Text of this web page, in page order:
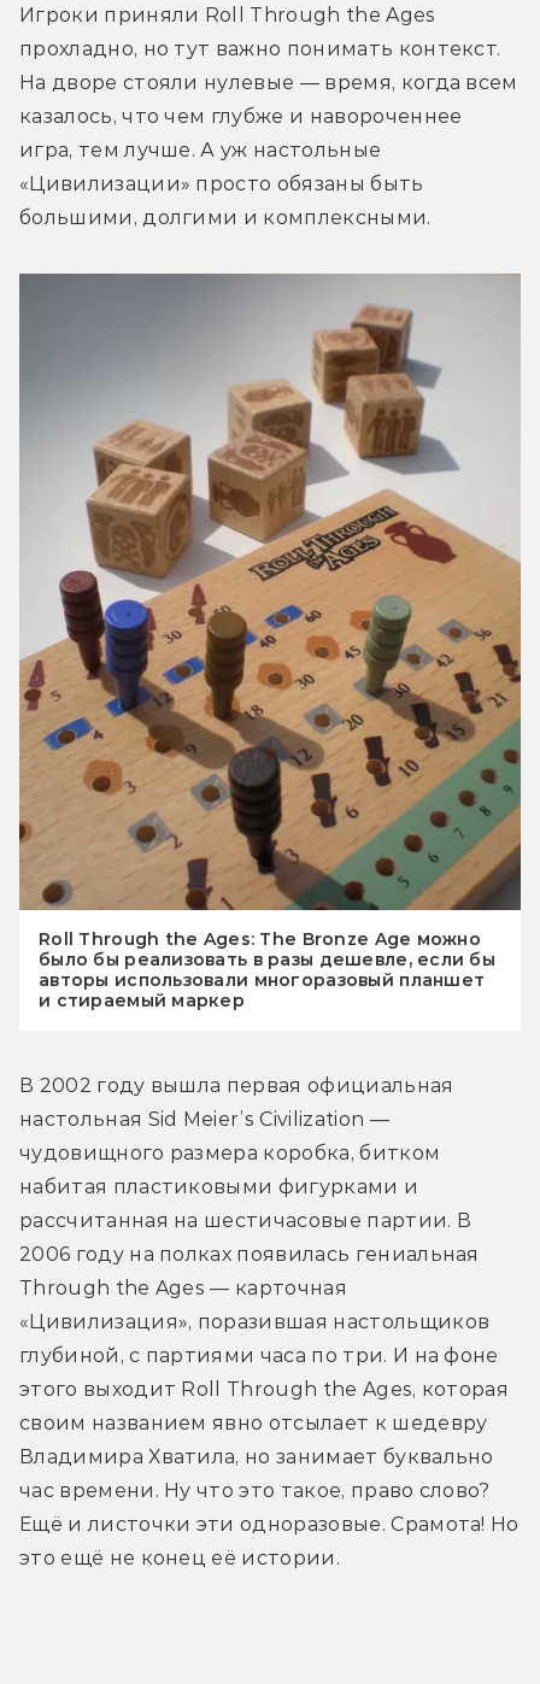
Игроки приняли Roll Through the Ages
прохладно, но тут важно понимать контекст.
На дворе стояли нулевые — время, когда всем
казалось, что чем глубже и навороченнее
игра, тем лучше. А уж настольные
«Цивилизации» просто обязаны быть
большими, долгими и комплексными.
Roll Through the Ages: The Bronze Age можно
было бы реализовать в разы дешевле, если бы
авторы использовали многоразовый планшет
и стираемый маркер
В 2002 году вышла первая официальная
настольная Sid Meier’s Civilization —
чудовищного размера коробка, битком
набитая пластиковыми фигурками и
рассчитанная на шестичасовые партии. В
2006 году на полках появилась гениальная
Through the Ages — карточная
«Цивилизация», поразившая настольщиков
глубиной, с партиями часа по три. И на фоне
этого выходит Roll Through the Ages, которая
своим названием явно отсылает к шедевру
Владимира Хватила, но занимает буквально
час времени. Ну что это такое, право слово?
Ещё и листочки эти одноразовые. Срамота! Но
это ещё не конец её истории.